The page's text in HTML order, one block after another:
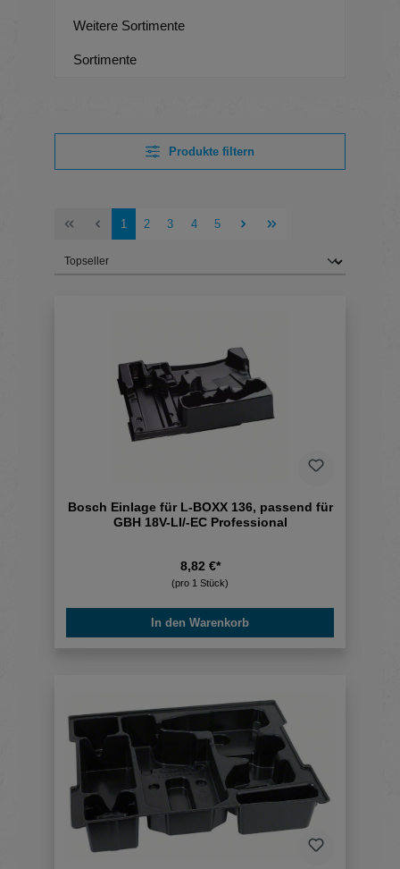
Weitere Sortimente
Sortimente
Produkte filtern
Seite
1 Seite
2 Seite
3 Seite
4 Seite
5
Bosch Einlage für L-BOXX 136, passend für
GBH 18V-LI/-EC Professional
8,82 €*
(pro 1 Stück)
In den Warenkorb